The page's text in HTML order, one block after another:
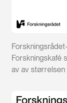
Forskningskafé
av av